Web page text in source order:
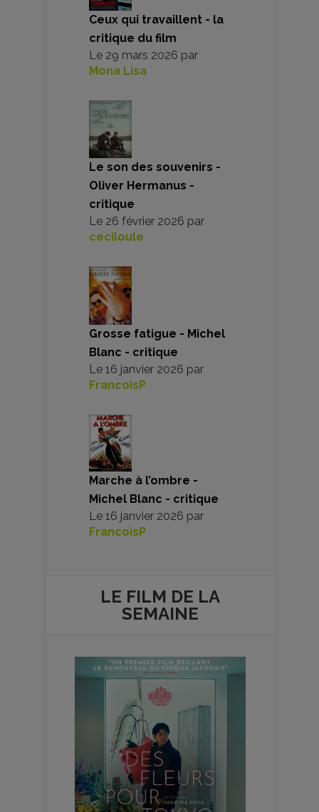
Ceux qui travaillent - la
critique du film
Le 29 mars 2026 par
Mona Lisa
Le son des souvenirs -
Oliver Hermanus -
critique
Le 26 février 2026 par
ceciloule
Grosse fatigue - Michel
Blanc - critique
Le 16 janvier 2026 par
FrancoisP
Marche à l’ombre -
Michel Blanc - critique
Le 16 janvier 2026 par
FrancoisP
LE FILM DE LA
SEMAINE